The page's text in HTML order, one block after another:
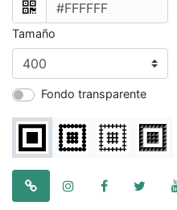
Tamaño
Fondo transparente